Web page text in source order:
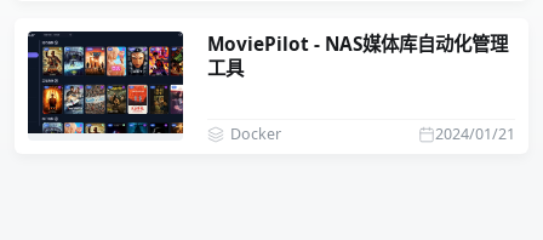
MoviePilot - NAS媒体库自动化管理
工具
2024/01/21
Docker